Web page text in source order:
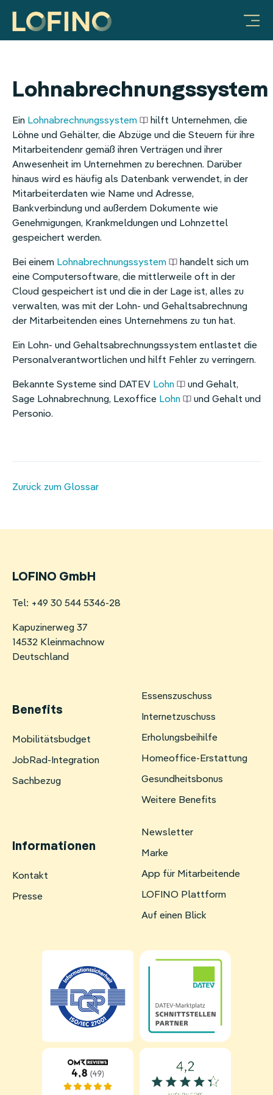
Lohnabrechnungssystem
Ein Lohnabrechnungssystem
hilft Unternehmen, die
Löhne und Gehälter, die Abzüge und die Steuern für ihre
Mitarbeitendenr gemäß ihren Verträgen und ihrer
Anwesenheit im Unternehmen zu berechnen. Darüber
hinaus wird es häufig als Datenbank verwendet, in der
Mitarbeiterdaten wie Name und Adresse,
Bankverbindung und außerdem Dokumente wie
Genehmigungen, Krankmeldungen und Lohnzettel
gespeichert werden.
Bei einem Lohnabrechnungssystem
handelt sich um
eine Computersoftware, die mittlerweile oft in der
Cloud gespeichert ist und die in der Lage ist, alles zu
verwalten, was mit der Lohn- und Gehaltsabrechnung
der Mitarbeitenden eines Unternehmens zu tun hat.
Ein Lohn- und Gehaltsabrechnungssystem entlastet die
Personalverantwortlichen und hilft Fehler zu verringern.
Bekannte Systeme sind DATEV Lohn
und Gehalt,
Sage Lohnabrechnung, Lexoffice Lohn
und Gehalt und
Personio.
Zurück zum Glossar
LOFINO GmbH
Tel: +49 30 544 5346-28
Kapuzinerweg 37
14532 Kleinmachnow
Deutschland
Benefits
Navigation
überspringen
Mobilitätsbudget
JobRad-Integration
Sachbezug
Essenszuschuss
Internetzuschuss
Erholungsbeihilfe
Homeoffice-Erstattung
Gesundheitsbonus
Weitere Benefits
Informationen
Navigation
Kontakt
Presse
Newsletter
Marke
App für Mitarbeitende
LOFINO Plattform
Auf einen Blick
Produkte & Lösungen
Sachbezug
Essenszuschuss
Internetzuschuss
Erholungsbeihilfe
Gesundheitsbonus
Homeoffice-Erstattung
Weitere Benefits
Mobilitätsbudget
Warum LOFINO?
Case Studies
Services
Integrationen
Vorteile für Unternehmen
Unternehmen
Ratgeber
Fitness
Erholungsbeihilfe
Internetpauschale
HR
Mitarbeiter-Benefits
FAQ & Hilfe